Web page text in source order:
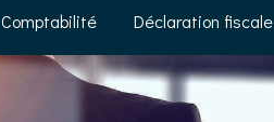
Comptabilité Déclaration fiscale